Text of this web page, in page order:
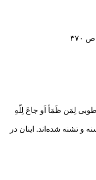
لِمَن ظَمَأ اَو جاعَ لِلّهِ
و تشنه شده‌اند. اینان در